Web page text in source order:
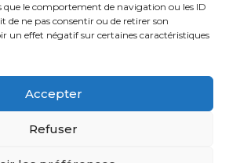
que le comportement de navigation ou les ID
de ne pas consentir ou de retirer son
un effet négatif sur certaines caractéristiques
Accepter
Refuser